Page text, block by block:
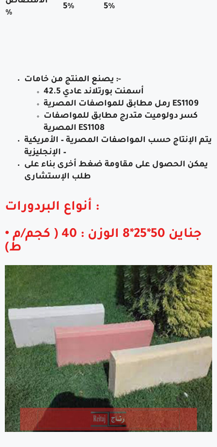
%
5% 5%
يصنع المنتج من خامات :-
أسمنت بورتلاند عادي 42.5
ES1109
كسر دولوميت متدرج مطابق للمواصفات
ES1108
يتم الإنتاج حسب المواصفات المصرية – الأمريكية
– الإنجليزية
يمكن الحصول على مقاومة ضغط أخرى بناء على
طلب الإستشارى
أنواع البردورات :
• جناين 50*25*8 الوزن : 40 ( كجم/م
ط)